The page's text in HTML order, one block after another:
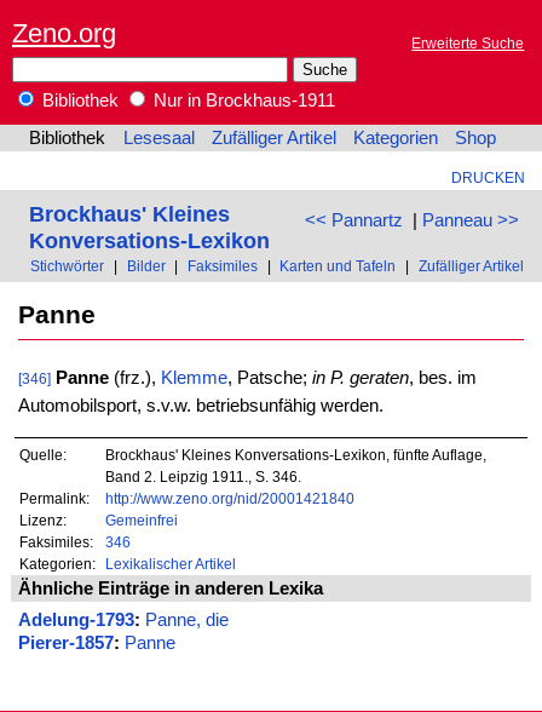
Zeno.org Erweiterte Suche
Bibliothek
Nur in Brockhaus-1911
Bibliothek
Lesesaal Zufälliger Artikel Kategorien Shop
DRUCKEN
<< Pannartz | Panneau >>
Brockhaus' Kleines
Konversations-Lexikon
Stichwörter Bilder Faksimiles Karten und Tafeln Zufälliger Artikel
Panne
[346] Panne(frz.), Klemme, Patsche; in P. geraten, bes. im
Automobilsport, s.v.w. betriebsunfähig werden.
Quelle:
Brockhaus' Kleines Konversations-Lexikon, fünfte Auflage,
Band 2. Leipzig 1911., S. 346.
Permalink:
http://www.zeno.org/nid/20001421840
Lizenz:
Gemeinfrei
Faksimiles:
346
Kategorien:
Lexikalischer Artikel
Ähnliche Einträge in anderen Lexika
Adelung-1793: Panne, die
Pierer-1857: Panne